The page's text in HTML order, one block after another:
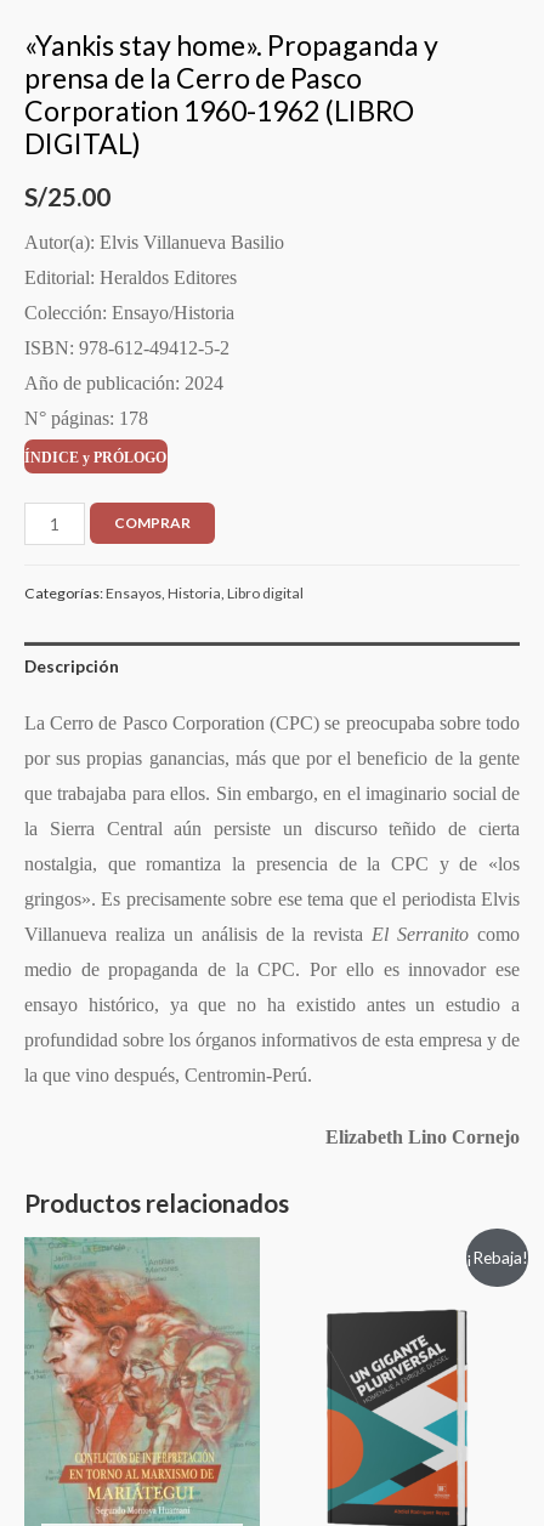
«Yankis stay home». Propaganda y
prensa de la Cerro de Pasco
Corporation 1960-1962 (LIBRO
DIGITAL)
S/25.00
Autor(a): Elvis Villanueva Basilio
Editorial: Heraldos Editores
Colección: Ensayo/Historia
ISBN: 978-612-49412-5-2
Año de publicación: 2024
N° páginas: 178
ÍNDICE y PRÓLOGO
COMPRAR
Categorías:Ensayos, Historia, Libro digital
Descripción
La Cerro de Pasco Corporation (CPC) se preocupaba sobre todo
por sus propias ganancias, más que por el beneficio de la gente
que trabajaba para ellos. Sin embargo, en el imaginario social de
la Sierra Central aún persiste un discurso teñido de cierta
nostalgia, que romantiza la presencia de la CPC y de «los
gringos». Es precisamente sobre ese tema que el periodista Elvis
Villanueva realiza un análisis de la revista El Serranito como
medio de propaganda de la CPC. Por ello es innovador ese
ensayo histórico, ya que no ha existido antes un estudio a
profundidad sobre los órganos informativos de esta empresa y de
la que vino después, Centromin-Perú.
Elizabeth Lino Cornejo
Productos relacionados
¡Rebaja!